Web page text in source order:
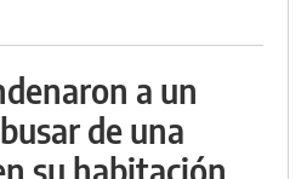
a un
de una
su habitación